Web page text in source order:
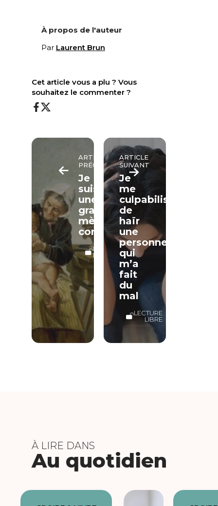
À propos de l'auteur
Par Laurent Brun
Cet article vous a plu ? Vous
souhaitez le commenter ?
ARTICLE
PRÉCÉDENT
Je
suis
une
grand-
mère
comblée
LECTURE
LIBRE
ARTICLE
SUIVANT
Je
me
culpabilise
de
haïr
une
personne
qui
m’a
fait
du
mal
LECTURE
LIBRE
À LIRE DANS
Au quotidien